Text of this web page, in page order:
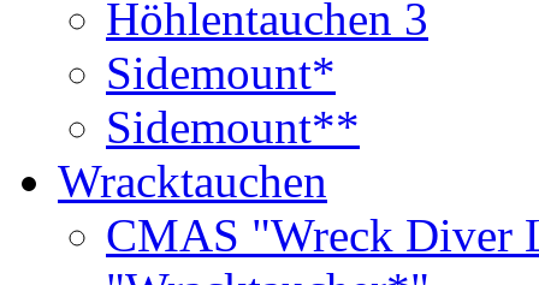
Höhlentauchen 3
Sidemount*
Sidemount**
Wracktauchen
CMAS "Wreck Diver